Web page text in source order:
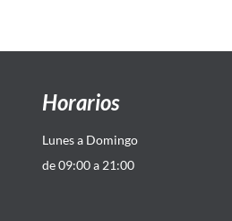
Horarios
Lunes a Domingo
de 09:00 a 21:00